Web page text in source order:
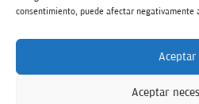
consentimiento, puede afectar negativamente
Aceptar
Aceptar
Radio
Contacto
Aviso Legal